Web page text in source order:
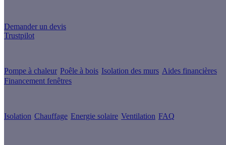
Demander un devis
Trustpilot
Pompe à chaleur Poêle à bois Isolation des murs Aides financières
Financement fenêtres
Isolation Chauffage Energie solaire Ventilation FAQ